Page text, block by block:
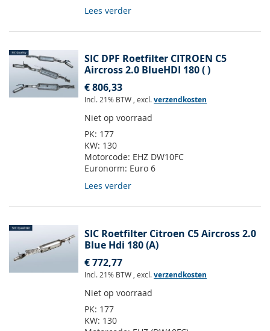
Lees verder
SIC DPF Roetfilter CITROEN C5
Aircross 2.0 BlueHDI 180 ( )
€ 806,33
Incl. 21% BTW , excl.verzendkosten
Niet op voorraad
PK: 177
KW: 130
Motorcode: EHZ DW10FC
Euronorm: Euro 6
Lees verder
SIC Roetfilter Citroen C5 Aircross 2.0
Blue Hdi 180 (A)
€ 772,77
Incl. 21% BTW , excl.verzendkosten
Niet op voorraad
PK: 177
KW: 130